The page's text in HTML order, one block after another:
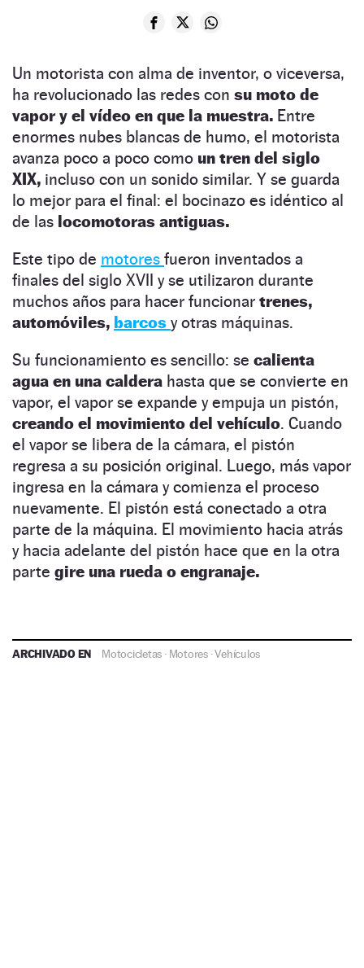
Un motorista con alma de inventor, o viceversa,
ha revolucionado las redes con su moto de
vapor y el vídeo en que la muestra. Entre
enormes nubes blancas de humo, el motorista
avanza poco a poco como un tren del siglo
XIX, incluso con un sonido similar. Y se guarda
lo mejor para el final: el bocinazo es idéntico al
de las locomotoras antiguas.
Este tipo de motores fueron inventados a
finales del siglo XVII y se utilizaron durante
muchos años para hacer funcionar trenes,
automóviles, barcos y otras máquinas.
Su funcionamiento es sencillo: se calienta
agua en una caldera hasta que se convierte en
vapor, el vapor se expande y empuja un pistón,
creando el movimiento del vehículo. Cuando
el vapor se libera de la cámara, el pistón
regresa a su posición original. Luego, más vapor
ingresa en la cámara y comienza el proceso
nuevamente. El pistón está conectado a otra
parte de la máquina. El movimiento hacia atrás
y hacia adelante del pistón hace que en la otra
parte gire una rueda o engranaje.
ARCHIVADO EN Motocicletas · Motores·Vehículos